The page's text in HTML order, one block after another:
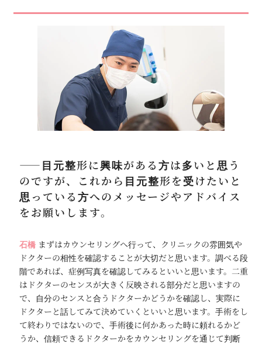
――目元整形に興味がある方は多いと思う
のですが、これから目元整形を受けたいと
思っている方へのメッセージやアドバイス
をお願いします。
石橋 まずはカウンセリングへ行って、クリニックの雰囲気や
ドクターの相性を確認することが大切だと思います。調べる段
階であれば、症例写真を確認してみるといいと思います。二重
はドクターのセンスが大きく反映される部分だと思いますの
で、自分のセンスと合うドクターかどうかを確認し、実際に
ドクターと話してみて決めていくといいと思います。手術をし
て終わりではないので、手術後に何かあった時に頼れるかど
うか、信頼できるドクターかをカウンセリングを通じて判断